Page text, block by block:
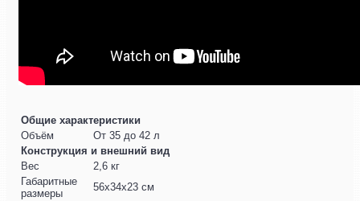
Общие характеристики
Объём
От 35 до 42 л
Конструкция и внешний вид
Вес
2,6 кг
Габаритные
размеры
56x34x23 см